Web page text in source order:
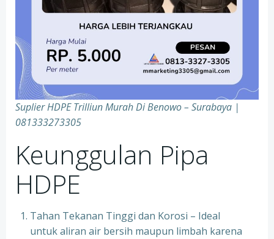
Suplier HDPE Trilliun Murah Di Benowo – Surabaya |
081333273305
Keunggulan Pipa
HDPE
Tahan Tekanan Tinggi dan Korosi – Ideal
untuk aliran air bersih maupun limbah karena